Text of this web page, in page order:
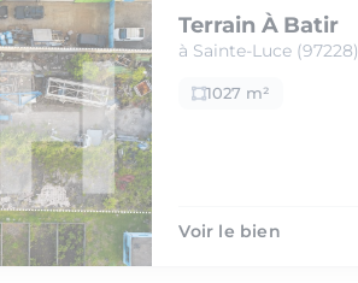
Terrain À Batir
à Sainte-Luce (97228)
1027 m²
Voir le bien